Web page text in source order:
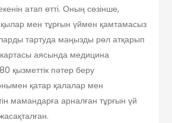
атап өтті. Оның сөзінше,
мен тұрғын үймен қамтамасыз
тартуда маңызды рөл атқарып
аясында медицина
қызметтік пәтер беру
қатар қалалар мен
мамандарға арналған тұрғын үй